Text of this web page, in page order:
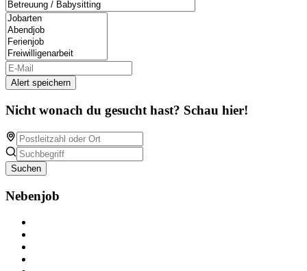
Alert speichern
Nicht wonach du gesucht hast? Schau hier!
Suchen
Nebenjob